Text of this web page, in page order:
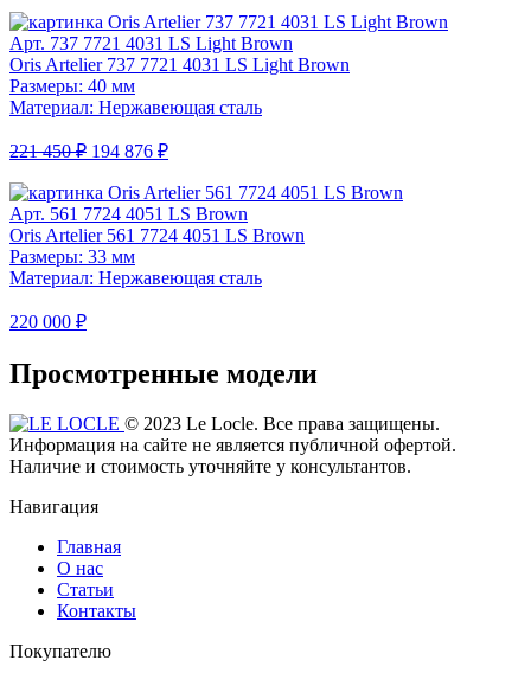
Арт. 737 7721 4031 LS Light Brown
Oris Artelier 737 7721 4031 LS Light Brown
Размеры: 40 мм
Материал: Нержавеющая сталь
221 450 ₽ 194 876 ₽
Арт. 561 7724 4051 LS Brown
Oris Artelier 561 7724 4051 LS Brown
Размеры: 33 мм
Материал: Нержавеющая сталь
220 000 ₽
Просмотренные модели
© 2023 Le Locle. Все права защищены.
Информация на сайте не является публичной офертой.
Наличие и стоимость уточняйте у консультантов.
Навигация
Главная
О нас
Статьи
Контакты
Покупателю